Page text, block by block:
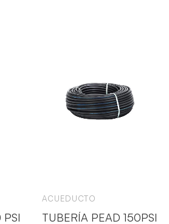
ACUEDUCTO
TUBERÍA PEAD 150PSI